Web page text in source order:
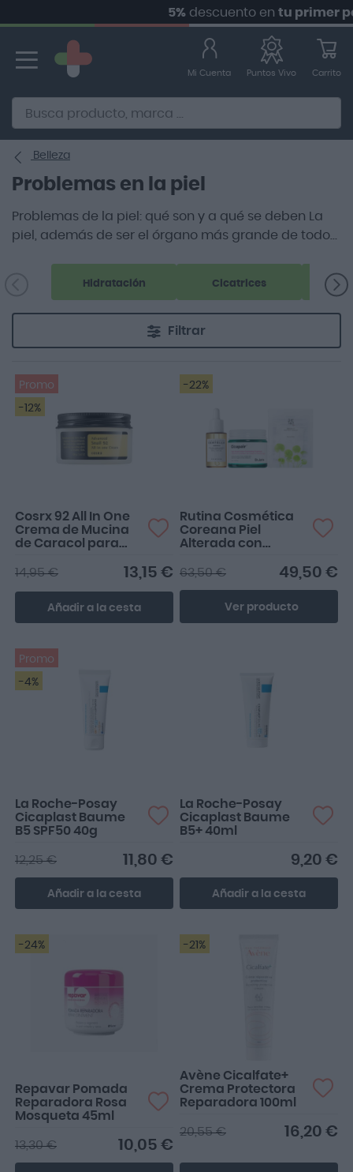
descuento entu primer pedido.
contenido
Alternative to Doofinder Ecommerce Search
Mi Cuenta Puntos Vivo Carrito
Belleza
Problemas en la piel
Problemas de la piel: qué son y a qué se deben La
piel, además de ser el órgano más grande de todo
Hidratación Cicatrices
Filtrar
Promo
-12%
Cosrx 92 All In One
Crema de Mucina
de Caracol para
Maduras/Secas
13,15 €
14,95 €
Añadir a la cesta
-22%
Rutina Cosmética
Coreana Piel
Alterada con
49,50 €
63,50 €
Ver producto
Promo
-4%
La Roche-Posay
Cicaplast Baume
B5 SPF50 40g
11,80 €
12,25 €
Añadir a la cesta
imprescindible en casa.
Rozaduras, eccemas,
La Roche-Posay
Cicaplast Baume
B5+ 40ml
9,20 €
Añadir a la cesta
-24%
Hace años que la
uso..siempre tengo en
rozaduras ...
Repavar Pomada
Reparadora Rosa
Mosqueta 45ml
10,05 €
13,30 €
-21%
Avène Cicalfate+
Crema Protectora
Reparadora 100ml
16,20 €
20,55 €